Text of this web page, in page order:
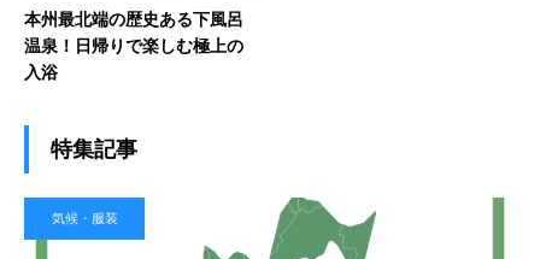
本州最北端の歴史ある下風呂
温泉！日帰りで楽しむ極上の
入浴
特集記事
気候・服装